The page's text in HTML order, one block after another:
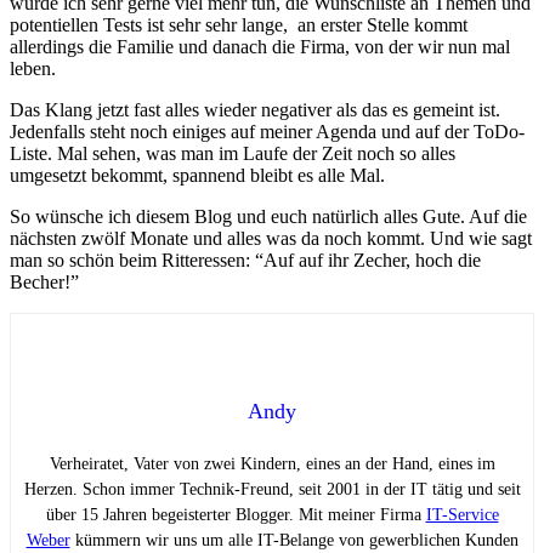
potentiellen Tests ist sehr sehr lange, an erster Stelle kommt
allerdings die Familie und danach die Firma, von der wir nun mal
leben.
Das Klang jetzt fast alles wieder negativer als das es gemeint ist.
Jedenfalls steht noch einiges auf meiner Agenda und auf der ToDo-
Liste. Mal sehen, was man im Laufe der Zeit noch so alles
umgesetzt bekommt, spannend bleibt es alle Mal.
So wünsche ich diesem Blog und euch natürlich alles Gute. Auf die
nächsten zwölf Monate und alles was da noch kommt. Und wie sagt
man so schön beim Ritteressen: “Auf auf ihr Zecher, hoch die
Becher!”
Andy
Verheiratet, Vater von zwei Kindern, eines an der Hand, eines im
Herzen. Schon immer Technik-Freund, seit 2001 in der IT tätig und seit
über 15 Jahren begeisterter Blogger. Mit meiner Firma IT-Service
Weberkümmern wir uns um alle IT-Belange von gewerblichen Kunden